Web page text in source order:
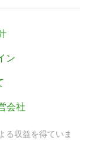
ン
会社
る収益を得ていま